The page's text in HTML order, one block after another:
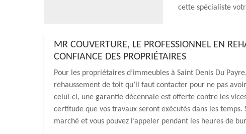
cette spécialiste
MR COUVERTURE, LE PROFESSIONNEL EN
CONFIANCE DES PROPRIÉTAIRES
Pour les propriétaires d’immeubles à Saint Denis Du
rehaussement de toit qu’il faut contacter pour ne pas
celui-ci, une garantie décennale est offerte contre les
certitude que vos travaux seront exécutés dans les
marché et vous pouvez l’appeler pendant les heures de